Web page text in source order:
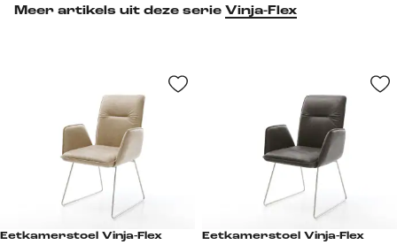
Meer artikels uit deze serie Vinja-Flex
Eetkamerstoel Vinja-Flex Eetkamerstoel Vinja-Flex